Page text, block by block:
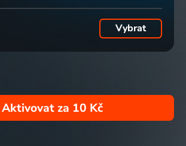
Vybrat
Aktivovat za 10 Kč